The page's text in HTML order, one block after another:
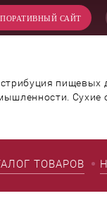
САЙТ
пищевых
Сухие
ТОВАРОВ